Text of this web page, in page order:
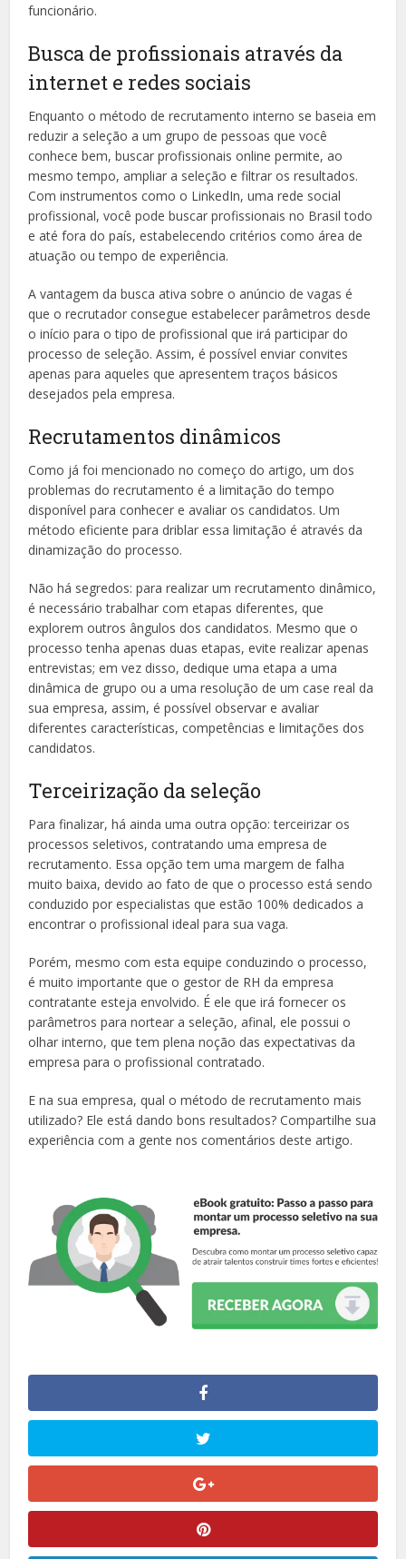
funcionário.
Busca de profissionais através da
internet e redes sociais
Enquanto o método de recrutamento interno se baseia em
reduzir a seleção a um grupo de pessoas que você
conhece bem, buscar profissionais online permite, ao
mesmo tempo, ampliar a seleção e filtrar os resultados.
Com instrumentos como o LinkedIn, uma rede social
profissional, você pode buscar profissionais no Brasil todo
e até fora do país, estabelecendo critérios como área de
atuação ou tempo de experiência.
A vantagem da busca ativa sobre o anúncio de vagas é
que o recrutador consegue estabelecer parâmetros desde
o início para o tipo de profissional que irá participar do
processo de seleção. Assim, é possível enviar convites
apenas para aqueles que apresentem traços básicos
desejados pela empresa.
Recrutamentos dinâmicos
Como já foi mencionado no começo do artigo, um dos
problemas do recrutamento é a limitação do tempo
disponível para conhecer e avaliar os candidatos. Um
método eficiente para driblar essa limitação é através da
dinamização do processo.
Não há segredos: para realizar um recrutamento dinâmico,
é necessário trabalhar com etapas diferentes, que
explorem outros ângulos dos candidatos. Mesmo que o
processo tenha apenas duas etapas, evite realizar apenas
entrevistas; em vez disso, dedique uma etapa a uma
dinâmica de grupo ou a uma resolução de um case real da
sua empresa, assim, é possível observar e avaliar
diferentes características, competências e limitações dos
candidatos.
Terceirização da seleção
Para finalizar, há ainda uma outra opção: terceirizar os
processos seletivos, contratando uma empresa de
recrutamento. Essa opção tem uma margem de falha
muito baixa, devido ao fato de que o processo está sendo
conduzido por especialistas que estão 100% dedicados a
encontrar o profissional ideal para sua vaga.
Porém, mesmo com esta equipe conduzindo o processo,
é muito importante que o gestor de RH da empresa
contratante esteja envolvido. É ele que irá fornecer os
parâmetros para nortear a seleção, afinal, ele possui o
olhar interno, que tem plena noção das expectativas da
empresa para o profissional contratado.
E na sua empresa, qual o método de recrutamento mais
utilizado? Ele está dando bons resultados? Compartilhe sua
experiência com a gente nos comentários deste artigo.